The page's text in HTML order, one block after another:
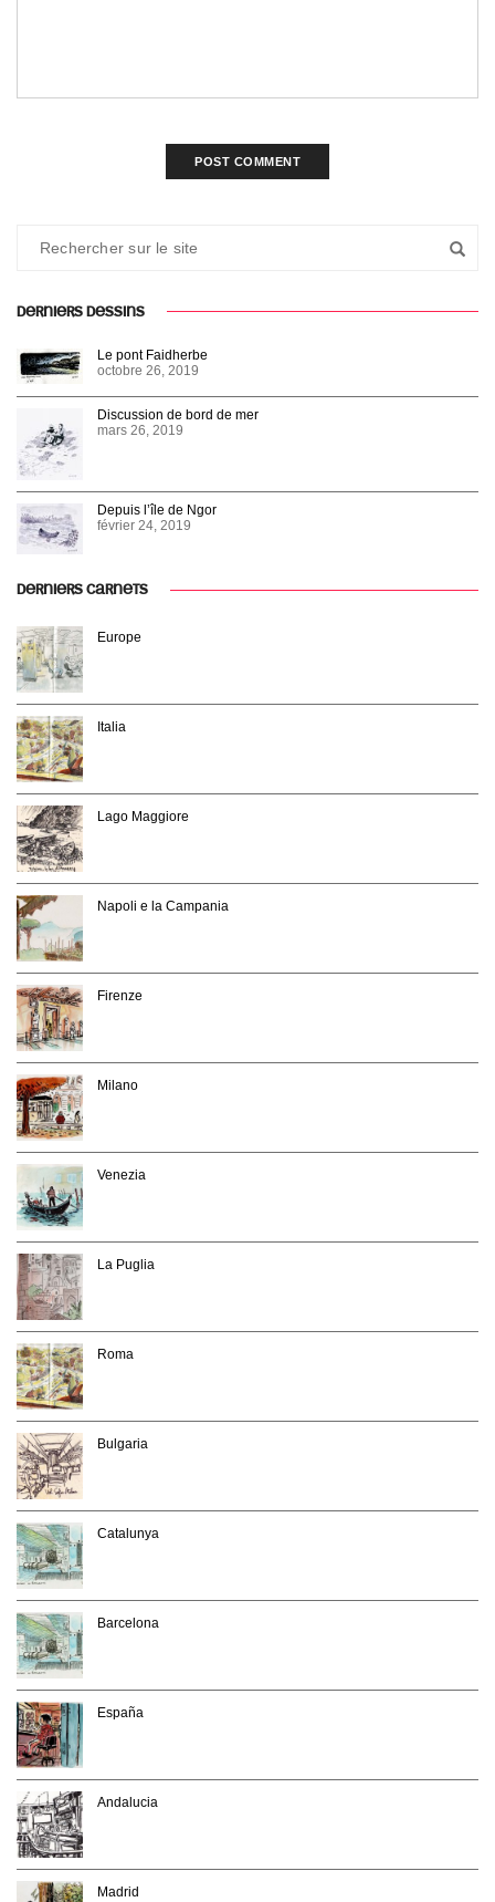
DERNIERS DESSINS
Le pont Faidherbe
octobre 26, 2019
Discussion de bord de mer
mars 26, 2019
Depuis l’île de Ngor
février 24, 2019
DERNIERS CARNETS
Europe
Italia
Lago Maggiore
Napoli e la Campania
Firenze
Milano
Venezia
La Puglia
Roma
Bulgaria
Catalunya
Barcelona
España
Andalucia
Madrid